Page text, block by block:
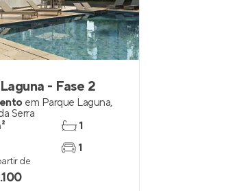
Entrar no Apto
- Fase 2
em Parque Laguna,
Serra
1
1
de